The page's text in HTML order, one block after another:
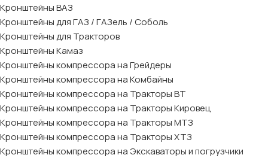
Кронштейны ВАЗ
Кронштейны для ГАЗ / ГАЗель / Соболь
Кронштейны для Тракторов
Кронштейны Камаз
Кронштейны компрессора на Грейдеры
Кронштейны компрессора на Комбайны
Кронштейны компрессора на Тракторы ВТ
Кронштейны компрессора на Тракторы Кировец
Кронштейны компрессора на Тракторы МТЗ
Кронштейны компрессора на Тракторы ХТЗ
Кронштейны компрессора на Экскаваторы и погрузчики